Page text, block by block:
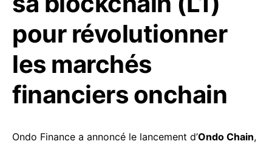
pour révolutionner
les marchés
financiers onchain
Ondo Finance a annoncé le lancement d’Ondo Chain,